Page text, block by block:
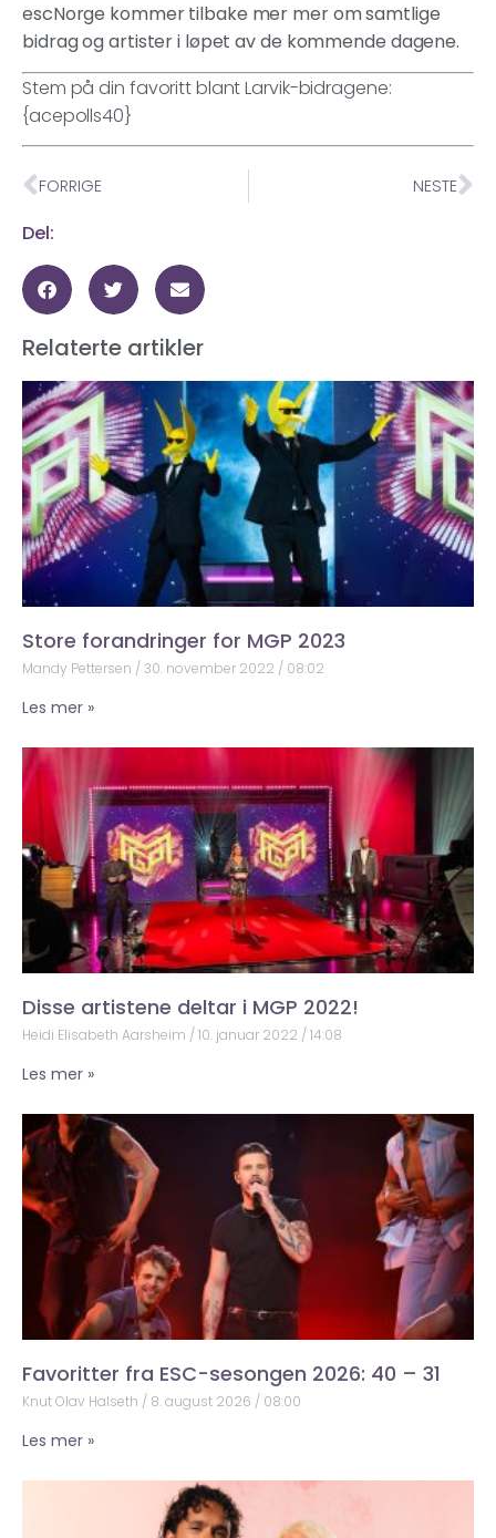
escNorge kommer tilbake mer mer om samtlige
bidrag og artister i løpet av de kommende dagene.
Stem på din favoritt blant Larvik-bidragene:
{acepolls40}
FORRIGE NESTE
Del:
Relaterte artikler
Store forandringer for MGP 2023
Mandy Pettersen 30. november 2022 08:02
Les mer »
Disse artistene deltar i MGP 2022!
Heidi Elisabeth Aarsheim 10. januar 2022 14:08
Les mer »
Favoritter fra ESC-sesongen 2026: 40 – 31
Knut Olav Halseth 8. august 2026 08:00
Les mer »